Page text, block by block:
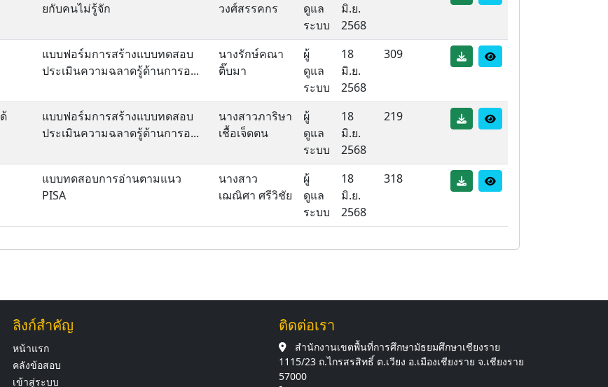
ยกับคนไม่รู้จัก
วงศ์สรรคกร
ดูแล
ระบบ
มิ.ย.
2568
แบบฟอร์มการสร้างแบบทดสอบ
ประเมินความฉลาดรู้ด้านการอ...
นางรักษ์คณา
ติ๊บมา
ผู้
ดูแล
ระบบ
18
มิ.ย.
2568
309
แบบฟอร์มการสร้างแบบทดสอบ
ประเมินความฉลาดรู้ด้านการอ...
นางสาวภาริษา
เชื้อเจ็ดตน
ผู้
ดูแล
ระบบ
18
มิ.ย.
2568
219
แบบทดสอบการอ่านตามแนว
PISA
นางสาว
เฌณิศา ศรีวิชัย
ผู้
ดูแล
ระบบ
18
มิ.ย.
2568
318
ลิงก์สำคัญ
หน้าแรก
คลังข้อสอบ
เข้าสู่ระบบ
ติดต่อเรา
สำนักงานเขตพื้นที่การศึกษามัธยมศึกษาเชียงราย
1115/23 ถ.ไกรสรสิทธิ์ ต.เวียง อ.เมืองเชียงราย จ.เชียงราย
57000